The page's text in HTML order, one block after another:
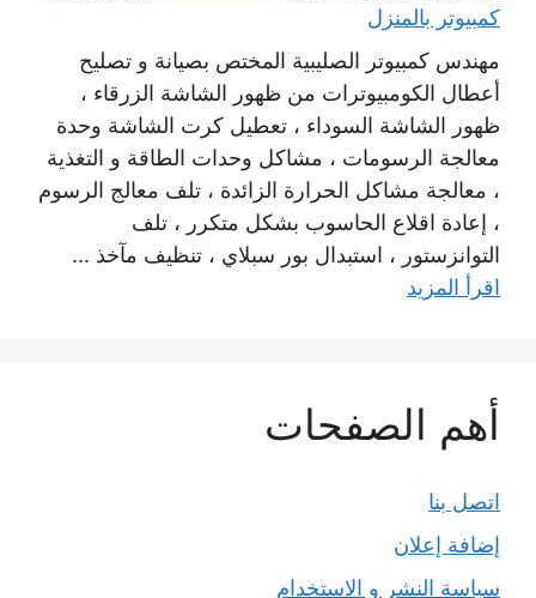
كمبيوتر بالمنزل
مهندس كمبيوتر الصليبية المختص بصيانة و تصليح
أعطال الكومبيوترات من ظهور الشاشة الزرقاء ،
ظهور الشاشة السوداء ، تعطيل كرت الشاشة وحدة
معالجة الرسومات ، مشاكل وحدات الطاقة و التغذية
، معالجة مشاكل الحرارة الزائدة ، تلف معالج الرسوم
، إعادة اقلاع الحاسوب بشكل متكرر ، تلف
التوانزستور ، استبدال بور سبلاي ، تنظيف مآخذ ...
اقرأ المزيد
أهم الصفحات
اتصل بنا
إضافة إعلان
سياسة النشر و الاستخدام